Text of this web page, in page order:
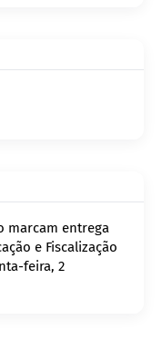
marcam entrega
e Fiscalização
feira, 2